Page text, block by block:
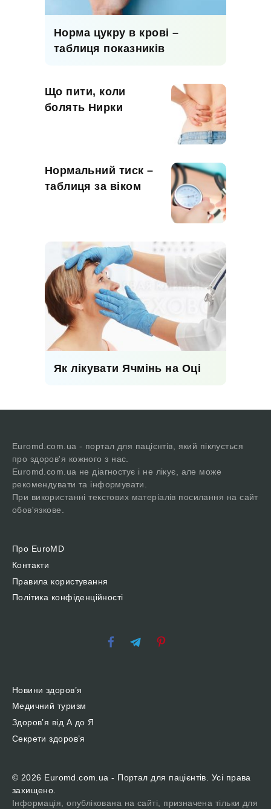
Норма цукру в крові –
таблиця показників
Що пити, коли
болять Нирки
Нормальний тиск –
таблиця за віком
Як лікувати Ячмінь на Оці
Euromd.com.ua - портал для пацієнтів, який піклується
про здоров'я кожного з нас.
Euromd.com.ua не діагностує і не лікує, але може
рекомендувати та інформувати.
При використанні текстових матеріалів посилання на сайт
обов'язкове.
Про EuroMD
Контакти
Правила користування
Політика конфіденційності
Новини здоров’я
Медичний туризм
Здоров’я від А до Я
Секрети здоров’я
© 2026 Euromd.com.ua - Портал для пацієнтів. Усі права
захищено.
Інформація, опублікована на сайті, призначена тільки для